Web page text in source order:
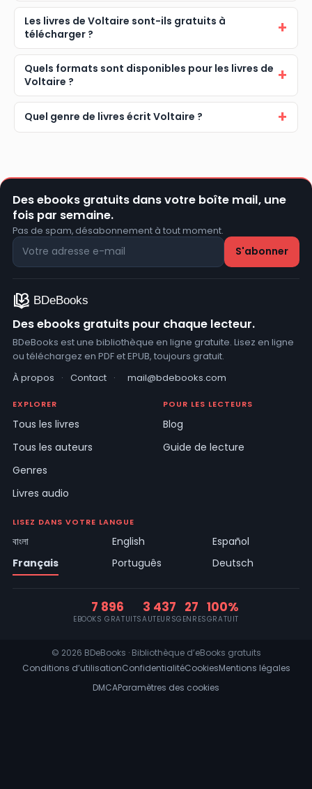
Les livres de Voltaire sont-ils gratuits à
télécharger ?
Quels formats sont disponibles pour les livres de
Voltaire ?
Quel genre de livres écrit Voltaire ?
Des ebooks gratuits dans votre boîte mail, une
fois par semaine.
Pas de spam, désabonnement à tout moment.
Des ebooks gratuits pour chaque lecteur.
BDeBooks est une bibliothèque en ligne gratuite. Lisez en ligne
ou téléchargez en PDF et EPUB, toujours gratuit.
À propos
· Contact · mail@bdebooks.com
EXPLORER
Tous les livres
Tous les auteurs
Genres
Livres audio
POUR LES LECTEURS
Blog
Guide de lecture
LISEZ DANS VOTRE LANGUE
বাংলা English
Español
Français
Português Deutsch
7 896
EBOOKS GRATUITS
3 437
AUTEURS
27
GENRES
100%
GRATUIT
© 2026 BDeBooks · Bibliothèque d’eBooks gratuits
Conditions d’utilisationConfidentialitéCookiesMentions légales
DMCAParamètres des cookies